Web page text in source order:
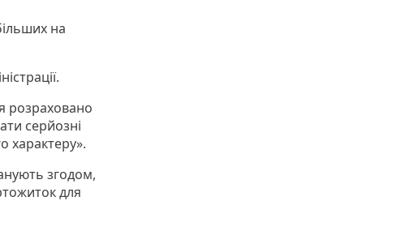
на
розраховано
серйозні
характеру».
згодом,
для